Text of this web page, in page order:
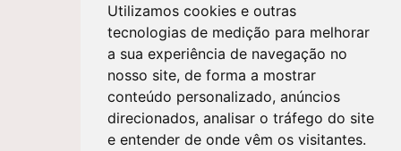
Utilizamos cookies e outras
tecnologias de medição para melhorar
a sua experiência de navegação no
nosso site, de forma a mostrar
conteúdo personalizado, anúncios
direcionados, analisar o tráfego do site
e entender de onde vêm os visitantes.